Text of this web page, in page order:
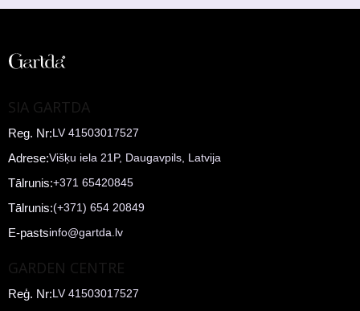
SIA GARTDA
Reg. Nr:LV 41503017527
Adrese:Višķu iela 21P, Daugavpils, Latvija
Tālrunis:+371 65420845
Tālrunis:(+371) 654 20849
E-pastsinfo@gartda.lv
GARDEN CENTRE
Reģ. Nr:LV 41503017527